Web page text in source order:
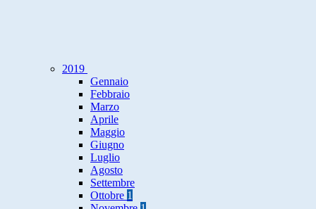
2019
Gennaio
Febbraio
Marzo
Aprile
Maggio
Giugno
Luglio
Agosto
Settembre
Ottobre 1